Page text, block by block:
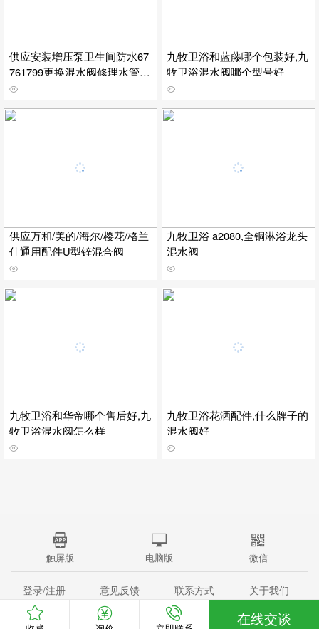
供应安装增压泵卫生间防水67
761799更换混水阀修理水管漏
水
九牧卫浴和蓝藤哪个包装好,九
牧卫浴混水阀哪个型号好
供应万和/美的/海尔/樱花/格兰
仕通用配件U型锌混合阀
九牧卫浴 a2080,全铜淋浴龙头
混水阀
九牧卫浴和华帝哪个售后好,九
牧卫浴混水阀怎么样
九牧卫浴花洒配件,什么牌子的
混水阀好
在线交谈
触屏版 电脑版 微信
登录/注册 意见反馈 联系方式
关于我们
站点地图
(c)2008-2015 中国家居网 All Rights Reserved